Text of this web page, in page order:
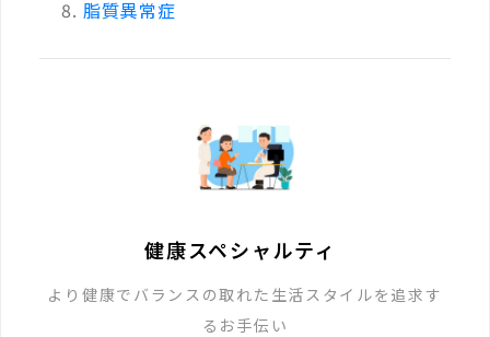
脂質異常症
健康スペシャルティ
より健康でバランスの取れた生活スタイルを追求す
るお手伝い